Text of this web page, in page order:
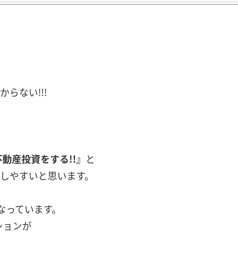
らない!!!
産投資をする!!』 と
やすいと思います。
ています。
ョンが